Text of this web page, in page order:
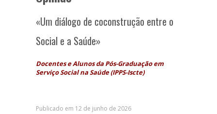
«Um diálogo de coconstrução entre o
Social e a Saúde»
Docentes e Alunos da Pós-Graduação em
Serviço Social na Saúde (IPPS-Iscte)
Publicado em 12 de junho de 2026